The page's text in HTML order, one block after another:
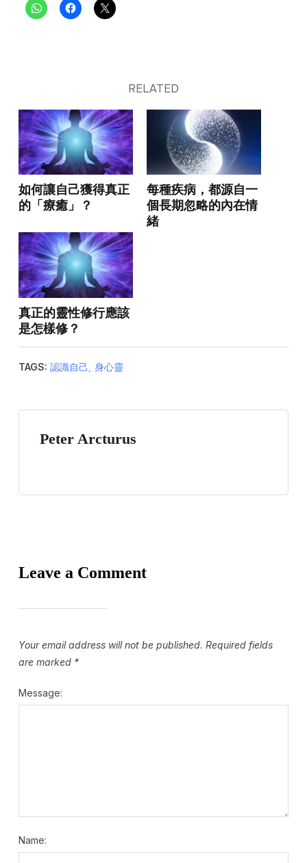
RELATED
如何讓自己獲得真正
的「療癒」？
每種疾病，都源自一
個長期忽略的內在情
緒
真正的靈性修行應該
是怎樣修？
TAGS: 認識自己 身心靈
Peter Arcturus
Leave a Comment
Your email address will not be published. Required fields
are marked *
Message:
Name: